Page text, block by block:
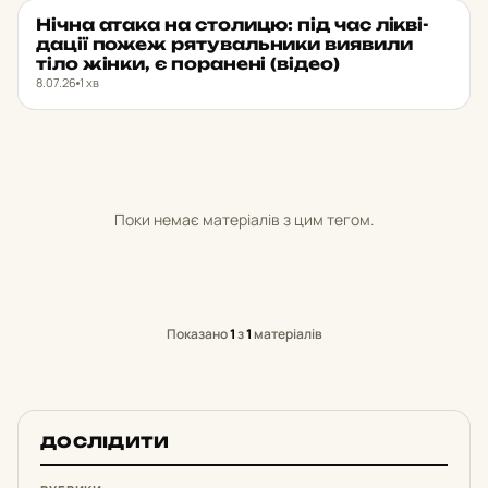
НОВИНИ ★ ОБРАНЕ
Нічна атака на сто­ли­цю: під час лік­ві­
да­ції пожеж ря­ту­валь­ни­ки ви­я­ви­ли
тіло жінки, є по­ра­не­ні (відео)
8.07.26 1 хв
Поки немає матеріалів з цим тегом.
Показано1з1матеріалів
ДОСЛІДИТИ